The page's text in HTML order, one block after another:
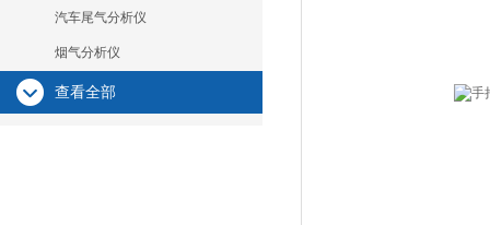
汽车尾气分析仪
烟气分析仪
查看全部